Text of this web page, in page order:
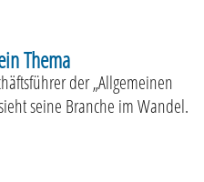
Thema
der „Allgemeinen
seine Branche im Wandel.